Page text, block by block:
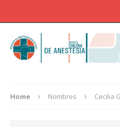
Home Nombres Cecilia